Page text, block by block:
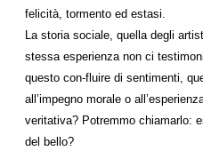
felicità, tormento ed estasi.
La storia sociale, quella degli
stessa esperienza non ci
questo con-fluire di sentimenti,
all’impegno morale o
veritativa? Potremmo chiamarlo:
del bello?